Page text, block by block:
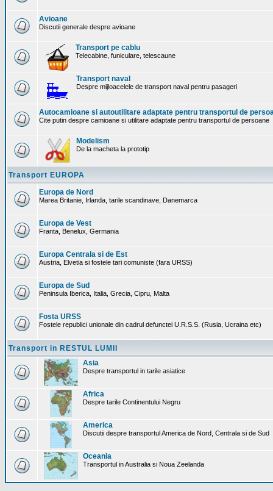
Avioane
Discutii generale despre avioane
Transport pe cablu
Telecabine, funiculare, telescaune
Transport naval
Despre mijloacelele de transport naval pentru pasageri
Autocamioane si autoutilitare adaptate pentru transportul de
Cite putin despre camioane si utilitare adaptate pentru transportul de persoane
Modelism
De la macheta la prototip
Transport EUROPA
Europa de Nord
Marea Britanie, Irlanda, tarile scandinave, Danemarca
Europa de Vest
Franta, Benelux, Germania
Europa Centrala si de Est
Austria, Elvetia si fostele tari comuniste (fara URSS)
Europa de Sud
Peninsula Iberica, Italia, Grecia, Cipru, Malta
Fosta URSS
Fostele republici unionale din cadrul defunctei U.R.S.S. (Rusia, Ucraina etc)
Transport in RESTUL LUMII
Asia
Despre transportul in tarile asiatice
Africa
Despre tarile Continentului Negru
America
Discutii despre transportul America de Nord, Centrala si de Sud
Oceania
Transportul in Australia si Noua Zeelanda